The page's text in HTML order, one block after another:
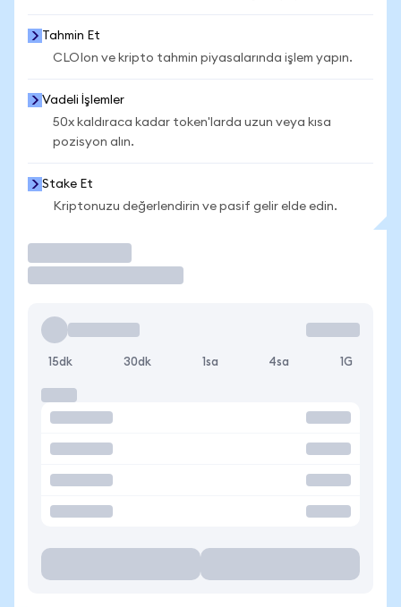
Tahmin Et
CLOIon ve kripto tahmin piyasalarında işlem yapın.
Vadeli İşlemler
50x kaldıraca kadar token'larda uzun veya kısa
pozisyon alın.
Stake Et
Kriptonuzu değerlendirin ve pasif gelir elde edin.
15dk 30dk 1sa 4sa 1G